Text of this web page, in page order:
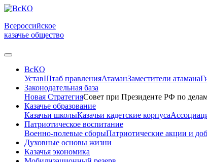
Всероссийское
казачье общество
ВсКО
УставШтаб правленияАтаманЗаместители атамана
Законодательная база
Новая СтратегияСовет при Президенте РФ по делам
Казачье образование
Казачьи школыКазачьи кадетские корпуса
Патриотическое воспитание
Военно-полевые сборыПатриотические акции и
Духовные основы жизни
Казачья экономика